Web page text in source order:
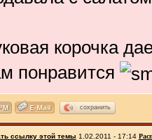
корочка
понравится
сохранить
ссылку этой темы 1.02.2011 - 17:14